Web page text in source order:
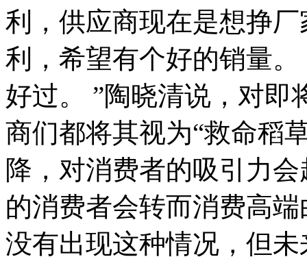
利，供应商现在是想挣
利，希望有个好的销量
好过。 ”陶晓清说，对即
商们都将其视为“救命稻
降，对消费者的吸引力
的消费者会转而消费高
没有出现这种情况，但